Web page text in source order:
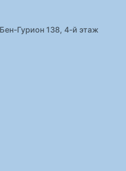
Гурион 138, 4-й этаж